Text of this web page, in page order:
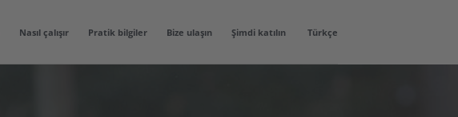
Nasıl çalışır Pratik bilgiler Bize ulaşın Şimdi katılın Türkçe